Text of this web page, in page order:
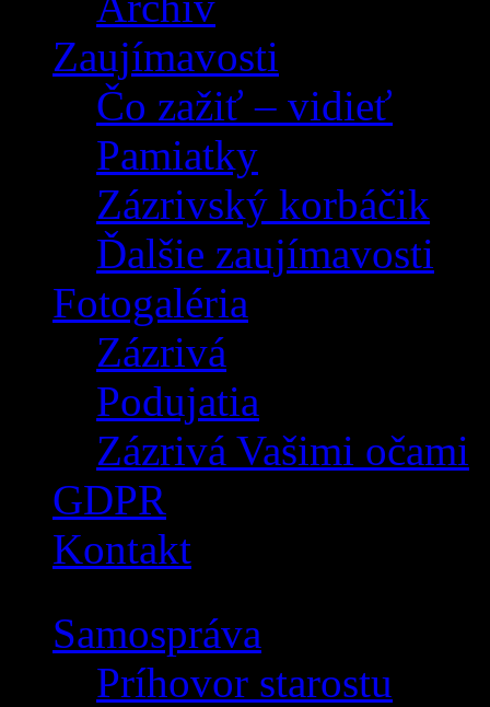
Zaujímavosti
Čo zažiť – vidieť
Pamiatky
Zázrivský korbáčik
Ďalšie zaujímavosti
Fotogaléria
Zázrivá
Podujatia
Zázrivá Vašimi očami
GDPR
Kontakt
Samospráva
Príhovor starostu